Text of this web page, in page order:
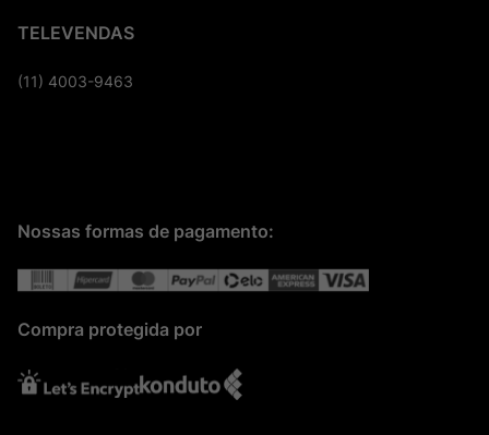
TELEVENDAS
(11) 4003-9463
Nossas formas de pagamento:
Compra protegida por